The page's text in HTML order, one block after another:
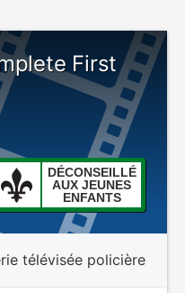
First
DÉCONSEILLÉ
AUX JEUNES
ENFANTS
télévisée policière